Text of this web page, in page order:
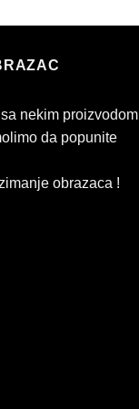
nekim proizvodom
da popunite
obrazaca !